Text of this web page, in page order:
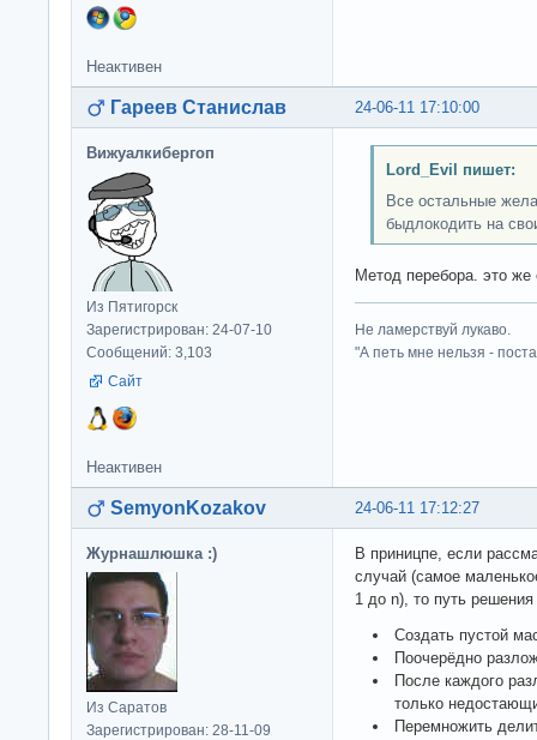
Неактивен
24-06-11 17:10:00
Гареев Станислав
Вижуалкибергоп
Из Пятигорск
Зарегистрирован: 24-07-10
Сообщений: 3,103
Сайт
Lord_Evil пишет:
Все остальные
быдлокодить на
Метод перебора. это же
Не ламерствуй лукаво.
"А петь мне нельзя -
Неактивен
24-06-11 17:12:27
SemyonKozakov
Журнашлюшка :)
Из Саратов
Зарегистрирован: 28-11-09
В приницпе, если
случай (самое
1 до n), то путь
Создать пустой
Поочерёдно
После каждого
только
Перемножить